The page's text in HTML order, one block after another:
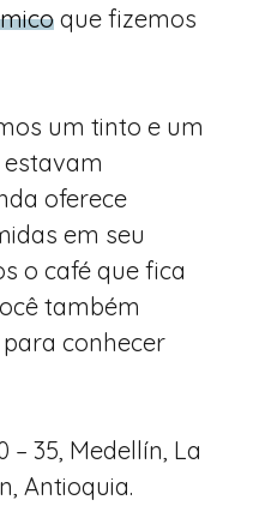
que fizemos
um tinto e um
oferece
em seu
o café que fica
também
conhecer
– 35, Medellín, La
Antioquia.